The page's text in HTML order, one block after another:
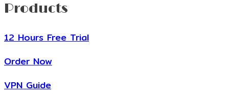
Products
12 Hours Free Trial
Order Now
VPN Guide